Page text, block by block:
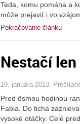
Teda, komu pomáha a
môže prejaviť i vo
Pokračovanie článku
Nestačí
19. januára 2013,
Pred ôsmou hodinou
Fabia. Do ticha
vysoké otáčky. Celé